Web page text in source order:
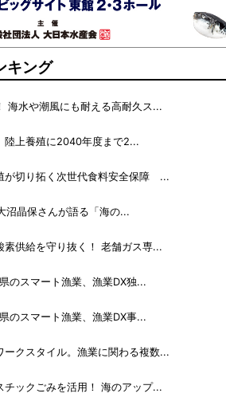
キング
海水や潮風にも耐える高耐久ス...
陸上養殖に2040年度まで2...
が切り拓く次世代食料安全保障 ...
沼晶保さんが語る「海の...
素供給を守り抜く！ 老舗ガス専...
のスマート漁業、漁業DX独...
のスマート漁業、漁業DX事...
ークスタイル。漁業に関わる複数...
チックごみを活用！ 海のアップ...